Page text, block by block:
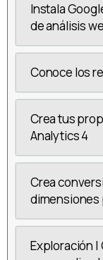
Instala
de análisis
Conoce los
Crea tus
Analytics 4
Crea
dimensiones
Exploración